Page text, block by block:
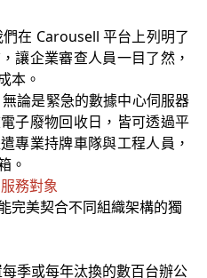
們在 Carousell 平台上列明了
讓企業審查人員一目了然，
本。
無論是緊急的數據中心伺服器
子廢物回收日，皆可透過平
專業持牌車隊與工程人員，
。
務對象
完美契合不同組織架構的獨
季或每年汰換的數百台辦公